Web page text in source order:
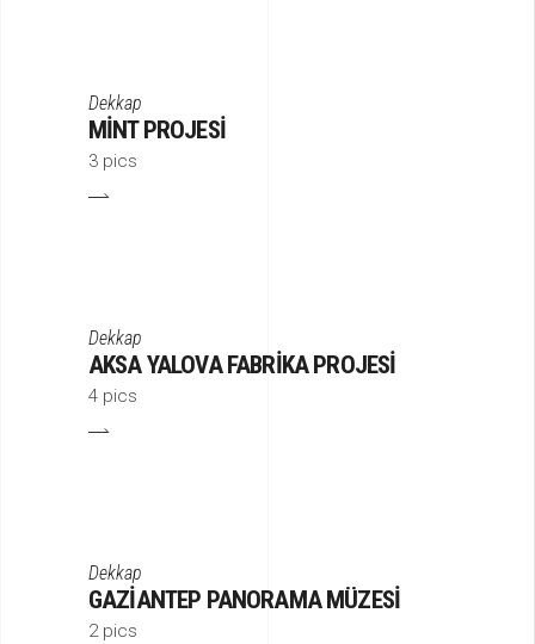
Dekkap
MINT PROJESI
3 pics
Dekkap
AKSA YALOVA FABRIKA PROJESI
4 pics
Dekkap
GAZIANTEP PANORAMA MÜZESI
2 pics